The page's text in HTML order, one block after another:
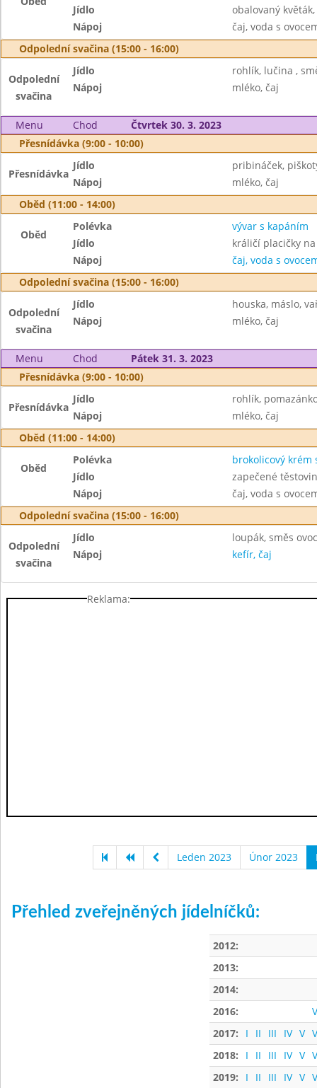
Jídlo
obalovaný
Nápoj
čaj, voda s
Odpolední svačina (15:00 - 16:00)
Odpolední
svačina
Jídlo
rohlík, lučina ,
Nápoj
mléko, čaj
Menu Chod
Čtvrtek 30. 3. 2023
Přesnídávka (9:00 - 10:00)
Přesnídávka
Jídlo
pribináček,
Nápoj
mléko, čaj
Oběd (11:00 - 14:00)
Oběd
Polévka
vývar s kapáním
Jídlo
králičí placičky
Nápoj
čaj, voda s
Odpolední svačina (15:00 - 16:00)
Odpolední
svačina
Jídlo
houska, máslo,
Nápoj
mléko, čaj
Menu Chod
Pátek 31. 3. 2023
Přesnídávka (9:00 - 10:00)
Přesnídávka
Jídlo
rohlík,
Nápoj
mléko, čaj
Oběd (11:00 - 14:00)
Oběd
Polévka
brokolicový krém
Jídlo
zapečené
Nápoj
čaj, voda s
Odpolední svačina (15:00 - 16:00)
Odpolední
svačina
Jídlo
loupák, směs
Nápoj
kefír, čaj
Reklama:
Leden 2023 Únor 2023
Přehled zveřejněných jídelníčků:
2012:
2013:
2014:
2016:
2017:
I II III IV V
2018:
I II III IV V
2019:
I II III IV V